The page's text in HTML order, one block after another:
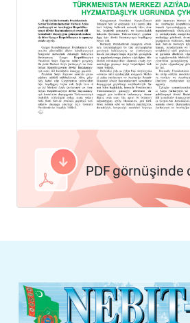
PDF görnüşinde